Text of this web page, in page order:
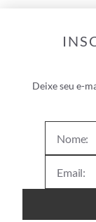
Deixe seu e-